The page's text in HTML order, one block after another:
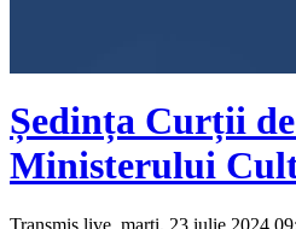
Ședința Curții
Ministerului
Transmis live marți, 23 iulie 2024